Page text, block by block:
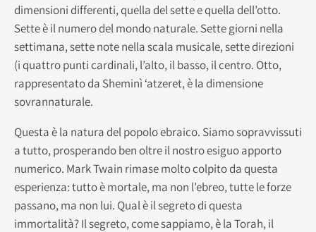
dimensioni differenti, quella del sette e quella dell’otto.
Sette è il numero del mondo naturale. Sette giorni nella
settimana, sette note nella scala musicale, sette direzioni
(i quattro punti cardinali, l’alto, il basso, il centro. Otto,
rappresentato da Sheminì ‘atzeret, è la dimensione
sovrannaturale.
Questa è la natura del popolo ebraico. Siamo sopravvissuti
a tutto, prosperando ben oltre il nostro esiguo apporto
numerico. Mark Twain rimase molto colpito da questa
esperienza: tutto è mortale, ma non l’ebreo, tutte le forze
passano, ma non lui. Qual è il segreto di questa
immortalità? Il segreto, come sappiamo, è la Torah, il